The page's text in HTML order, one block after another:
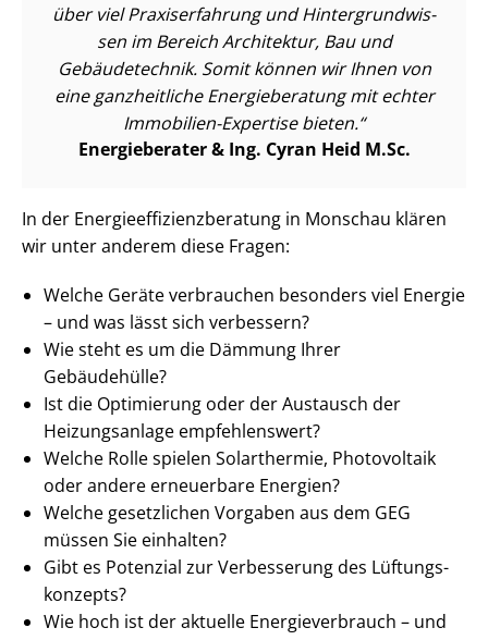
über viel Praxiserfahrung und Hin­ter­grund­wis­
sen im Bereich Architektur, Bau und
Gebäudetechnik. Somit können wir Ihnen von
eine ganzheitliche Energieberatung mit echter
Immobilien-Expertise bieten.
Energieberater & Ing. Cyran Heid M.Sc.
In der En­er­gie­ef­fi­zi­enz­be­ra­tung in Monschau klären
wir unter anderem diese Fragen:
Welche Geräte verbrauchen besonders viel Energie
– und was lässt sich verbessern?
Wie steht es um die Dämmung Ihrer
Gebäudehülle?
Ist die Optimierung oder der Austausch der
Heizungsanlage empfehlenswert?
Welche Rolle spielen Solarthermie, Photovoltaik
oder andere erneuerbare Energien?
Welche gesetzlichen Vorgaben aus dem GEG
müssen Sie einhalten?
Gibt es Potenzial zur Verbesserung des Lüf­tungs­
kon­zepts?
Wie hoch ist der aktuelle En­er­gie­ver­brauch – und